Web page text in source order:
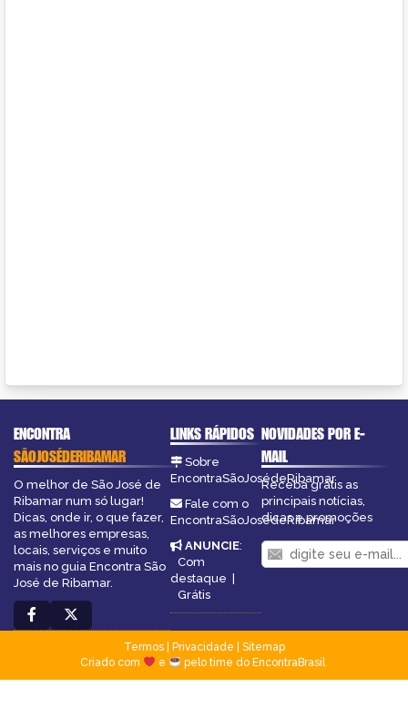
ENCONTRA
SÃOJOSÉDERIBAMAR
O melhor de São José de
Ribamar num só lugar!
Dicas, onde ir, o que fazer,
as melhores empresas,
locais, serviços e muito
mais no guia Encontra São
José de Ribamar.
LINKS RÁPIDOS
Sobre
EncontraSãoJosédeRibamar
Fale com o
EncontraSãoJosédeRibamar
ANUNCIE:
Com
destaque |
Grátis
NOVIDADES POR E-
MAIL
Receba grátis as
principais notícias,
dicas e promoções
Termos| Privacidade
Sitemap
Criado com
e pelo time do EncontraBrasil